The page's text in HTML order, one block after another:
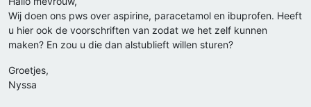
Wij doen ons pws over aspirine, paracetamol en ibuprofen. Heeft
u hier ook de voorschriften van zodat we het zelf kunnen
maken? En zou u die dan alstublieft willen sturen?
Groetjes,
Nyssa